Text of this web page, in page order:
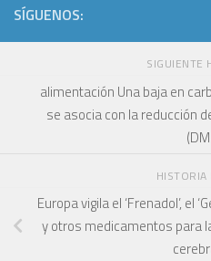
SÍGUENOS:
SIGUIENTE
alimentación Una baja en
se asocia con la reducción
HISTORIA
Europa vigila el ‘Frenadol’, el
y otros medicamentos para